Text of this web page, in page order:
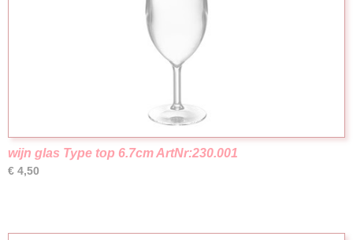
wijn glas Type top 6.7cm ArtNr:230.001
€ 4,50